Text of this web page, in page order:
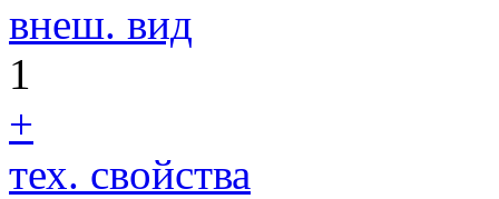
внеш. вид
1
+
тех. свойства